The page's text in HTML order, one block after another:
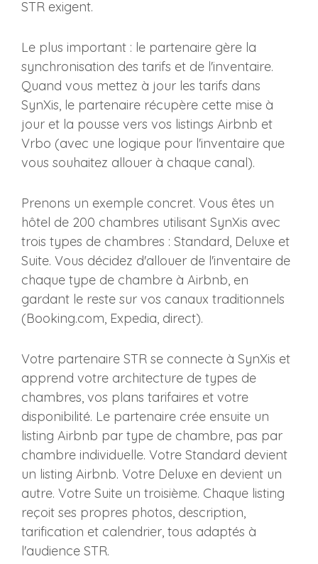
STR exigent.
Le plus important : le partenaire gère la
synchronisation des tarifs et de l'inventaire.
Quand vous mettez à jour les tarifs dans
SynXis, le partenaire récupère cette mise à
jour et la pousse vers vos listings Airbnb et
Vrbo (avec une logique pour l'inventaire que
vous souhaitez allouer à chaque canal).
Prenons un exemple concret. Vous êtes un
hôtel de 200 chambres utilisant SynXis avec
trois types de chambres : Standard, Deluxe et
Suite. Vous décidez d'allouer de l'inventaire de
chaque type de chambre à Airbnb, en
gardant le reste sur vos canaux traditionnels
(Booking.com, Expedia, direct).
Votre partenaire STR se connecte à SynXis et
apprend votre architecture de types de
chambres, vos plans tarifaires et votre
disponibilité. Le partenaire crée ensuite un
listing Airbnb par type de chambre, pas par
chambre individuelle. Votre Standard devient
un listing Airbnb. Votre Deluxe en devient un
autre. Votre Suite un troisième. Chaque listing
reçoit ses propres photos, description,
tarification et calendrier, tous adaptés à
l'audience STR.